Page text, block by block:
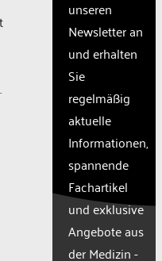
setup
the
site
with
CMP
to add
content
to the
list of
used.
Powered
unseren
Newsletter an
und erhalten
Sie
regelmäßig
aktuelle
Informationen,
spannende
Fachartikel
und exklusive
Angebote aus
der Medizin -